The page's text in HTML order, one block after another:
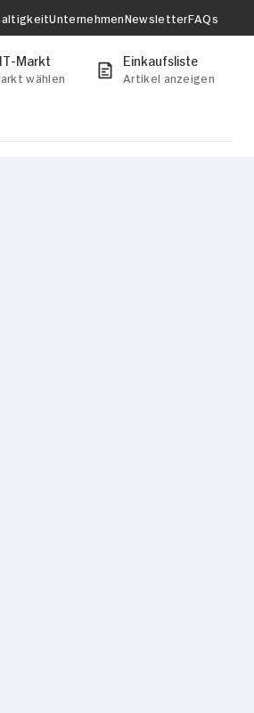
UnternehmenNewsletterFAQs
Markt
wählen
Einkaufsliste
Artikel anzeigen